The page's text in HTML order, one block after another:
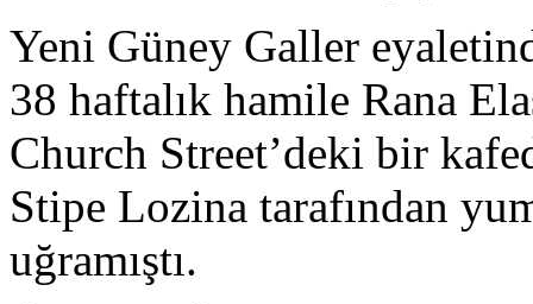
Yeni Güney Galler
38 haftalık hamile Rana
Church Street’deki bir
Stipe Lozina tarafından
uğramıştı.